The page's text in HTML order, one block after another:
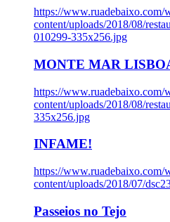
https://www.ruadebaixo.com/
content/uploads/2018/08/
010299-335x256.jpg
MONTE MAR
https://www.ruadebaixo.com/
content/uploads/2018/08/
335x256.jpg
INFAME!
https://www.ruadebaixo.com/
content/uploads/2018/07/
Passeios no Tejo